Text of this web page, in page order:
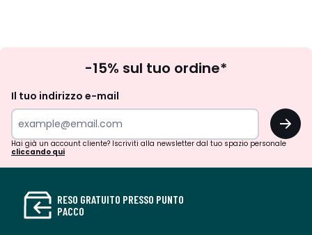
newsletter
-15% sul tuo ordine*
Il tuo indirizzo e-mail
OK
Hai già un account cliente? Iscriviti alla newsletter dal tuo spazio personale
cliccando qui
RESO GRATUITO PRESSO PUNTO
PACCO